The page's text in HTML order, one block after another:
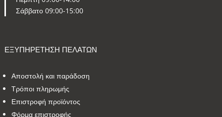
Σάββατο 09:00-15:00
ΕΞΥΠΗΡΕΤΗΣΗ ΠΕΛΑΤΩΝ
Αποστολή και παράδοση
Τρόποι πληρωμής
Επιστροφή προϊόντος
Φόρμα επιστροφής